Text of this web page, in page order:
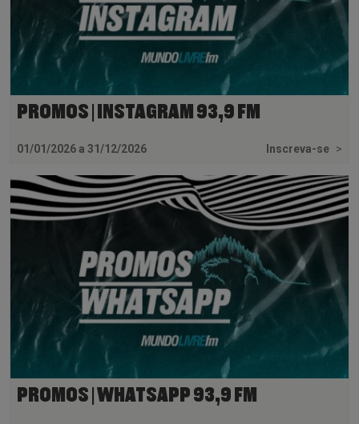
PROMOS | INSTAGRAM 93,9 FM
01/01/2026 a 31/12/2026 Inscreva-se >
PROMOS | WHATSAPP 93,9 FM